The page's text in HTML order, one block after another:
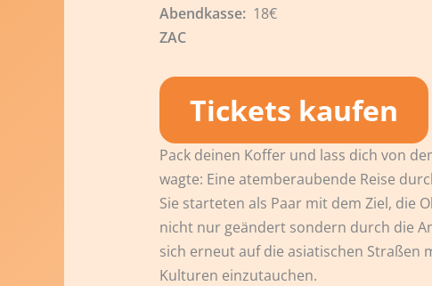
18€
Tickets kaufen
Pack deinen Koffer und lass dich von
wagte: Eine atemberaubende Reise
Sie starteten als Paar mit dem Ziel, die
nicht nur geändert sondern durch die
sich erneut auf die asiatischen Straßen
Kulturen einzutauchen.